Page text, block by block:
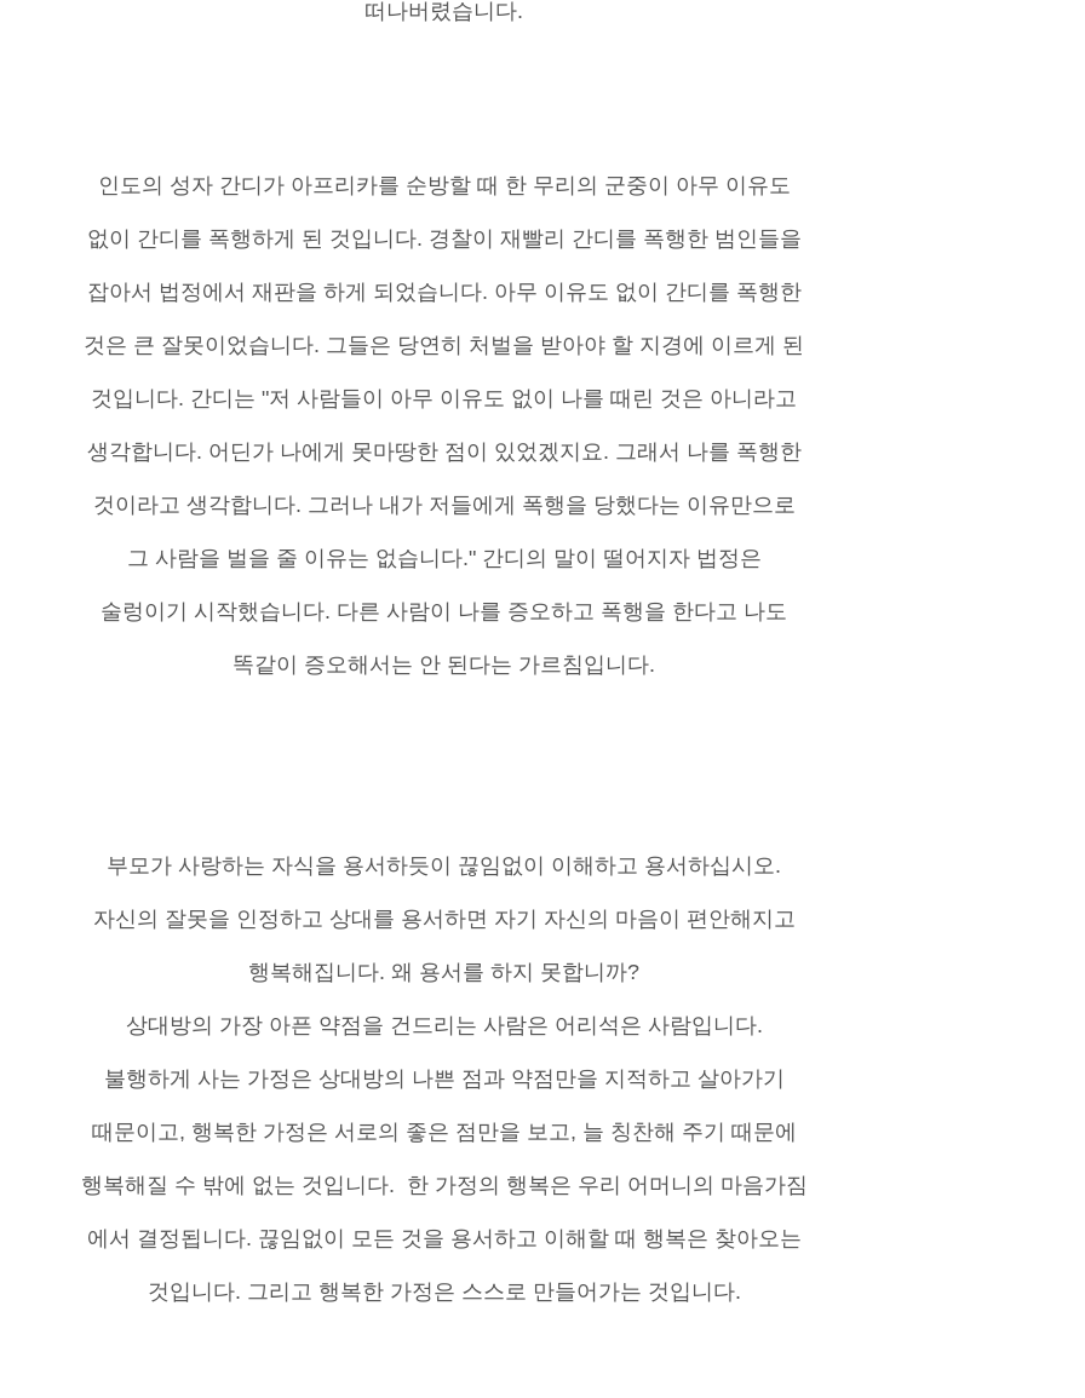
떠나버렸습니다.
인도의 성자 간디가 아프리카를 순방할 때 한 무리의 군중이 아무 이유도
없이 간디를 폭행하게 된 것입니다. 경찰이 재빨리 간디를 폭행한 범인들을
잡아서 법정에서 재판을 하게 되었습니다. 아무 이유도 없이 간디를 폭행한
것은 큰 잘못이었습니다. 그들은 당연히 처벌을 받아야 할 지경에 이르게 된
것입니다. 간디는 "저 사람들이 아무 이유도 없이 나를 때린 것은 아니라고
생각합니다. 어딘가 나에게 못마땅한 점이 있었겠지요. 그래서 나를 폭행한
것이라고 생각합니다. 그러나 내가 저들에게 폭행을 당했다는 이유만으로
그 사람을 벌을 줄 이유는 없습니다." 간디의 말이 떨어지자 법정은
술렁이기 시작했습니다. 다른 사람이 나를 증오하고 폭행을 한다고 나도
똑같이 증오해서는 안 된다는 가르침입니다.
부모가 사랑하는 자식을 용서하듯이 끊임없이 이해하고 용서하십시오.
자신의 잘못을 인정하고 상대를 용서하면 자기 자신의 마음이 편안해지고
행복해집니다. 왜 용서를 하지 못합니까?
상대방의 가장 아픈 약점을 건드리는 사람은 어리석은 사람입니다.
불행하게 사는 가정은 상대방의 나쁜 점과 약점만을 지적하고 살아가기
때문이고, 행복한 가정은 서로의 좋은 점만을 보고, 늘 칭찬해 주기 때문에
행복해질 수 밖에 없는 것입니다. 한 가정의 행복은 우리 어머니의 마음가짐
에서 결정됩니다. 끊임없이 모든 것을 용서하고 이해할 때 행복은 찾아오는
것입니다. 그리고 행복한 가정은 스스로 만들어가는 것입니다.